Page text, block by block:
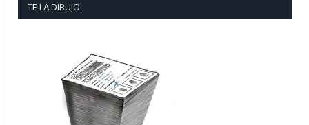
TE LA DIBUJO